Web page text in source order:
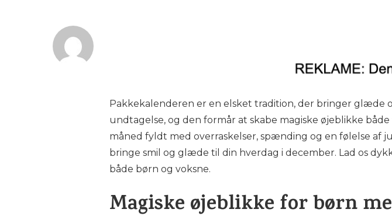
Pakkekalenderen er en elsket tradition, der bringer glæde
undtagelse, og den formår at skabe magiske øjeblikke
måned fyldt med overraskelser, spænding og en følelse af
bringe smil og glæde til din hverdag i december. Lad os
både børn og voksne.
Magiske øjeblikke for børn